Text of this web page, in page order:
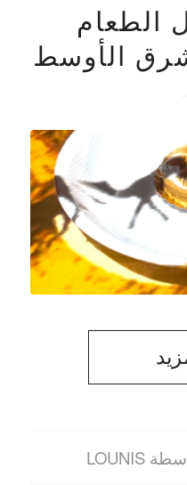
الطعام
الأوسط
LOUNIS